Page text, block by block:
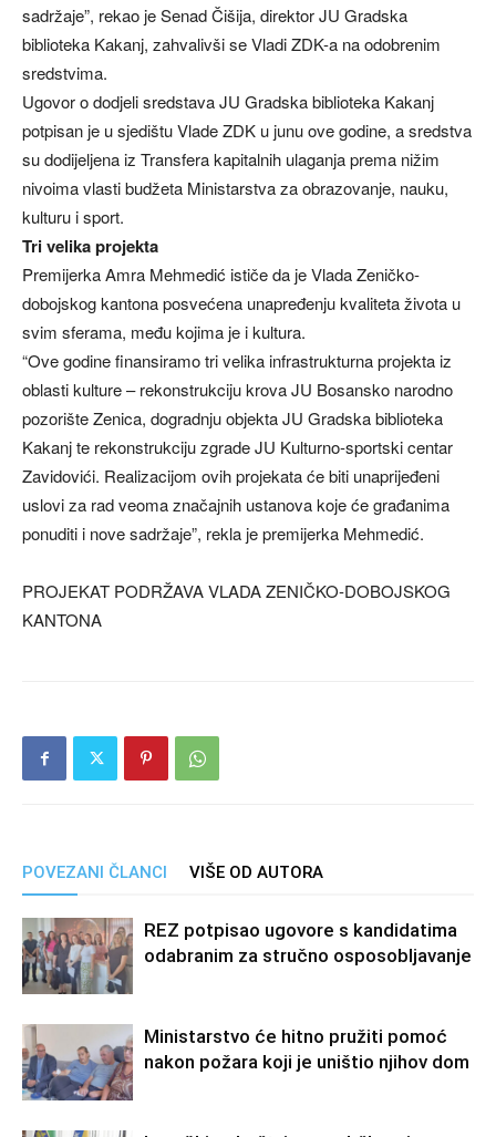
sadržaje”, rekao je Senad Čišija, direktor JU Gradska
biblioteka Kakanj, zahvalivši se Vladi ZDK-a na odobrenim
sredstvima.
Ugovor o dodjeli sredstava JU Gradska biblioteka Kakanj
potpisan je u sjedištu Vlade ZDK u junu ove godine, a sredstva
su dodijeljena iz Transfera kapitalnih ulaganja prema nižim
nivoima vlasti budžeta Ministarstva za obrazovanje, nauku,
kulturu i sport.
Tri velika projekta
Premijerka Amra Mehmedić ističe da je Vlada Zeničko-
dobojskog kantona posvećena unapređenju kvaliteta života u
svim sferama, među kojima je i kultura.
“Ove godine finansiramo tri velika infrastrukturna projekta iz
oblasti kulture – rekonstrukciju krova JU Bosansko narodno
pozorište Zenica, dogradnju objekta JU Gradska biblioteka
Kakanj te rekonstrukciju zgrade JU Kulturno-sportski centar
Zavidovići. Realizacijom ovih projekata će biti unaprijeđeni
uslovi za rad veoma značajnih ustanova koje će građanima
ponuditi i nove sadržaje”, rekla je premijerka Mehmedić.
PROJEKAT PODRŽAVA VLADA ZENIČKO-DOBOJSKOG
KANTONA
POVEZANI ČLANCI VIŠE OD AUTORA
REZ potpisao ugovore s kandidatima
odabranim za stručno osposobljavanje
Ministarstvo će hitno pružiti pomoć
nakon požara koji je uništio njihov dom